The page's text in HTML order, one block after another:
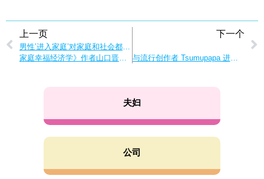
上一页
男性’进入家庭’对家庭和社会都有好处！
家庭幸福经济学》作者山口晋太郎的评论。
下一个
与流行创作者 Tsumupapa 进行婚姻交流
夫妇
公司